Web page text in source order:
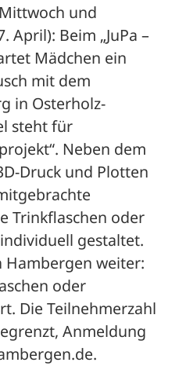
und
April): Beim „JuPa –
Mädchen ein
mit dem
in Osterholz-
steht für
Neben dem
Druck und Plotten
Trinkflaschen oder
gestaltet.
Hambergen weiter:
oder
Die Teilnehmerzahl
Anmeldung